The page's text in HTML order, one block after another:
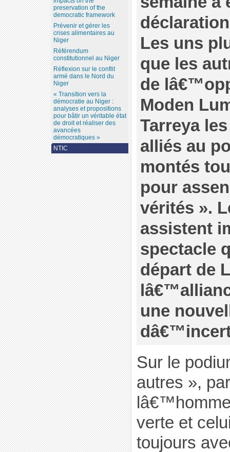
Les uns
que les
de
Moden
Tarreya
alliés au
montés
pour
vérités ».
assistent
spectacle
départ de
une
Sur le
autres »,
verte et
toujours
preservation of the
democratic framework
Prévenir et gérer les
crises alimentaires au
Niger
Référendum
constitutionnel au Niger
Réflexion sur le conflit
armé dans le Nord du
Niger
« Transition vers la
démocratie au Niger :
analyses et propositions
pour bâtir un véritable état
de droit et réaliser des
avancées
démocratiques »
NTIC